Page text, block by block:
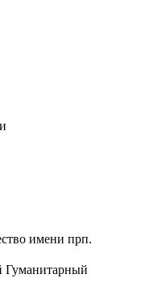
имени прп.
Гуманитарный